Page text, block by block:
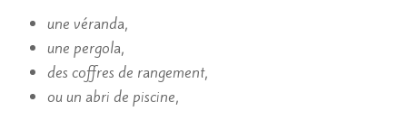
une véranda,
une pergola,
des coffres de rangement,
ou un abri de piscine,